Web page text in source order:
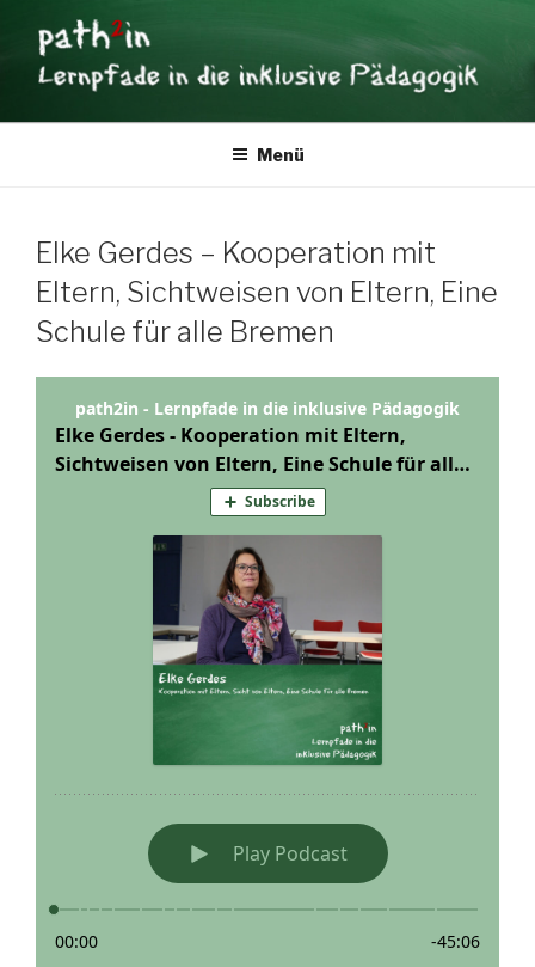
Inhalt
springen
PATH2IN
Menü
Elke Gerdes – Kooperation mit
Eltern, Sichtweisen von Eltern, Eine
Schule für alle Bremen